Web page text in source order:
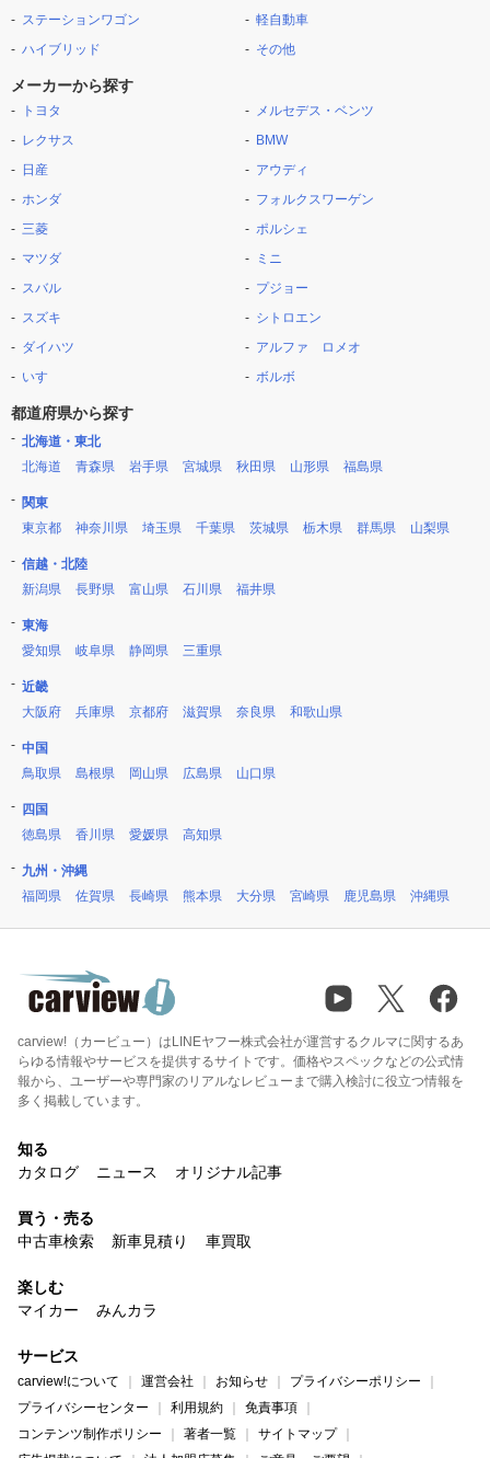
ステーションワゴン
ハイブリッド
軽自動車
その他
メーカーから探す
トヨタ
レクサス
日産
ホンダ
三菱
マツダ
スバル
スズキ
ダイハツ
いすゞ
メルセデス・ベンツ
BMW
アウディ
フォルクスワーゲン
ポルシェ
ミニ
プジョー
シトロエン
アルファ ロメオ
ボルボ
都道府県から探す
北海道・東北
北海道
青森県 岩手県 宮城県 秋田県 山形県 福島県
関東
東京都
神奈川県 埼玉県 千葉県 茨城県 栃木県 群馬県 山梨県
信越・北陸
新潟県
長野県 富山県 石川県 福井県
東海
愛知県
岐阜県 静岡県 三重県
近畿
大阪府
兵庫県 京都府 滋賀県 奈良県 和歌山県
中国
鳥取県
島根県 岡山県 広島県 山口県
四国
徳島県
香川県 愛媛県 高知県
九州・沖縄
福岡県
佐賀県 長崎県 熊本県 大分県 宮崎県 鹿児島県 沖縄県
carview!（カービュー）はLINEヤフー株式会社が運営するクルマに関するあ
らゆる情報やサービスを提供するサイトです。価格やスペックなどの公式情
報から、ユーザーや専門家のリアルなレビューまで購入検討に役立つ情報を
多く掲載しています。
知る
カタログ
ニュース オリジナル記事
買う・売る
中古車検索
新車見積り 車買取
楽しむ
マイカー
みんカラ
サービス
carview!について 運営会社 お知らせ
プライバシーポリシー
プライバシーセンター
利用規約
免責事項
コンテンツ制作ポリシー
著者一覧
サイトマップ